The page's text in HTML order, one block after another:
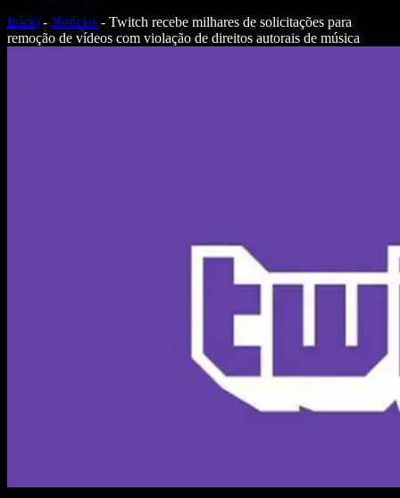
Início - Notícias - Twitch recebe milhares de solicitações para
remoção de vídeos com violação de direitos autorais de música